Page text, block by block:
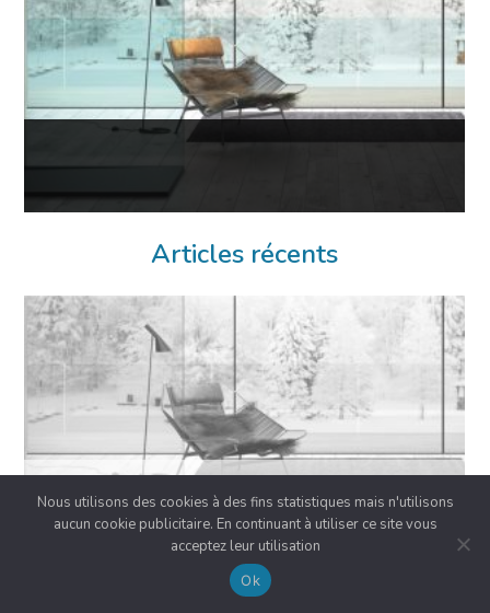
Articles récents
Nous utilisons des cookies à des fins statistiques mais n'utilisons
aucun cookie publicitaire. En continuant à utiliser ce site vous
acceptez leur utilisation
Ok